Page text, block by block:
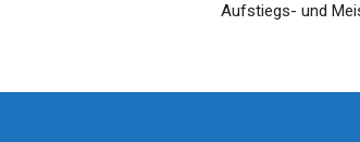
Aufstiegs- und